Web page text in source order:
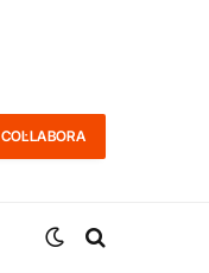
COL·LABORA